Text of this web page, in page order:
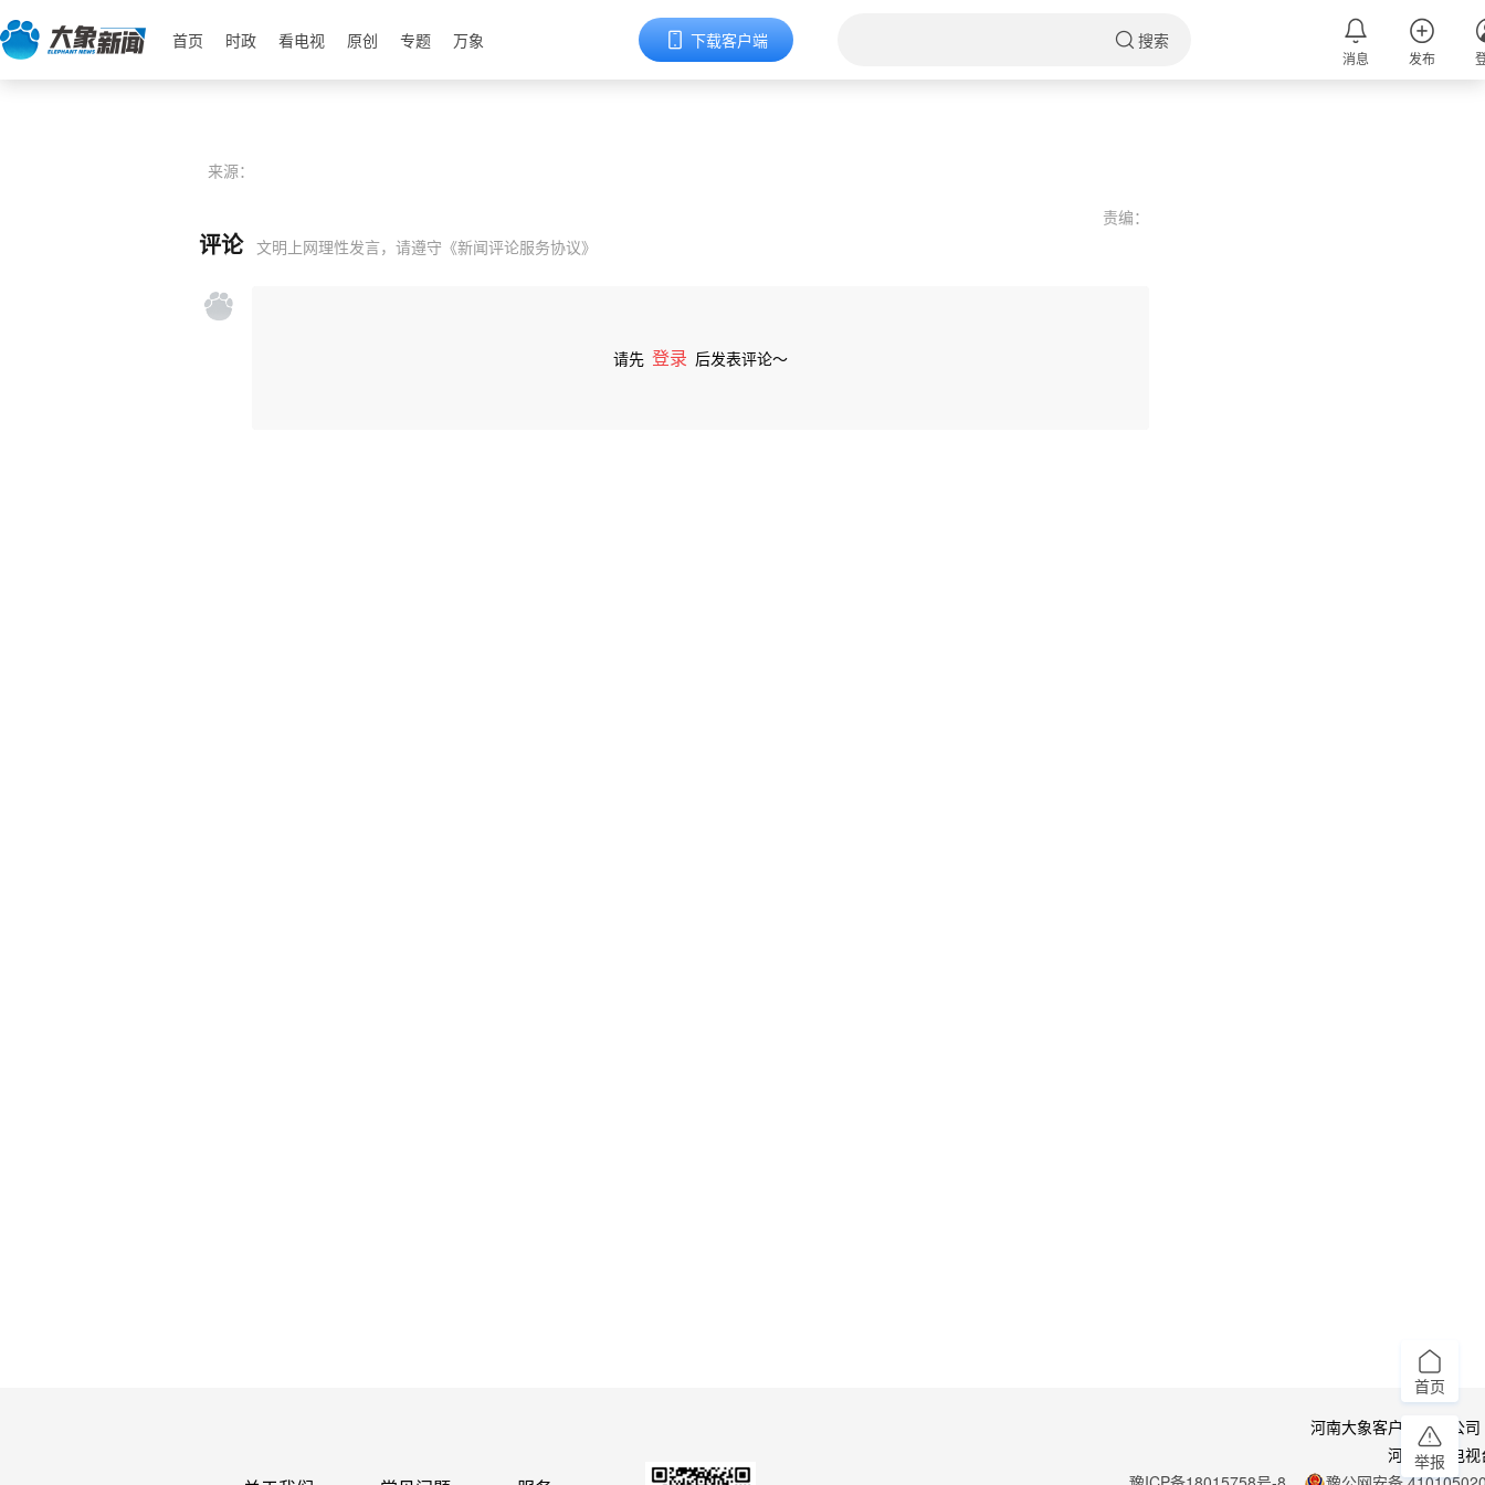
首页 时政 看电视 原创 专题 万象 下载客户端 搜索
消息 发布
来源：
责编：
评论 文明上网理性发言，请遵守 《新闻评论服务协议》
请先 登录 后发表评论～
河南大象客户端有限公
河南广播电
首页
举报